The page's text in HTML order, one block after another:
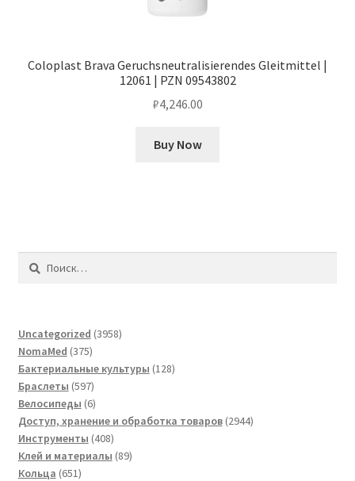
Coloplast Brava Geruchsneutralisierendes Gleitmittel |
12061 | PZN 09543802
₽4,246.00
Buy Now
Найти:
Uncategorized 39583958
NomaMed 375375
товаров
Бактериальные культуры 128128
Браслеты 597597
товаров
Велосипеды 66
товаров
Доступ, хранение и обработка товаров 29442944
Инструменты 408408
товаров
Клей и материалы 8989
Кольца 651651